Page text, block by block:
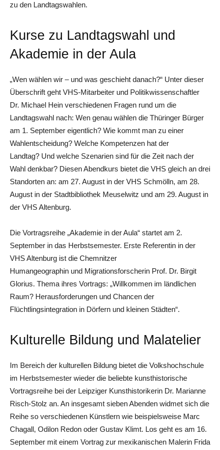
zu den Landtagswahlen.
Kurse zu Landtagswahl und
Akademie in der Aula
„Wen wählen wir – und was geschieht danach?“ Unter dieser
Überschrift geht VHS-Mitarbeiter und Politikwissenschaftler
Dr. Michael Hein verschiedenen Fragen rund um die
Landtagswahl nach: Wen genau wählen die Thüringer Bürger
am 1. September eigentlich? Wie kommt man zu einer
Wahlentscheidung? Welche Kompetenzen hat der
Landtag? Und welche Szenarien sind für die Zeit nach der
Wahl denkbar? Diesen Abendkurs bietet die VHS gleich an drei
Standorten an: am 27. August in der VHS Schmölln, am 28.
August in der Stadtbibliothek Meuselwitz und am 29. August in
der VHS Altenburg.
Die Vortragsreihe „Akademie in der Aula“ startet am 2.
September in das Herbstsemester. Erste Referentin in der
VHS Altenburg ist die Chemnitzer
Humangeographin und Migrationsforscherin Prof. Dr. Birgit
Glorius. Thema ihres Vortrags: „Willkommen im ländlichen
Raum? Herausforderungen und Chancen der
Flüchtlingsintegration in Dörfern und kleinen Städten“.
Kulturelle Bildung und Malatelier
Im Bereich der kulturellen Bildung bietet die Volkshochschule
im Herbstsemester wieder die beliebte kunsthistorische
Vortragsreihe bei der Leipziger Kunsthistorikerin Dr. Marianne
Risch-Stolz an. An insgesamt sieben Abenden widmet sich die
Reihe so verschiedenen Künstlern wie beispielsweise Marc
Chagall, Odilon Redon oder Gustav Klimt. Los geht es am 16.
September mit einem Vortrag zur mexikanischen Malerin Frida